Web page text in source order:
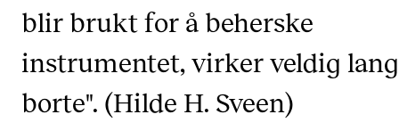
Studentutvalet SUT (student.nmh.no)
CERM
blir brukt for å beherske
instrumentet, virker veldig
borte". (Hilde H. Sveen)